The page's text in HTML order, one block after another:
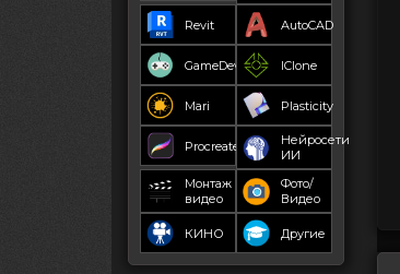
Revit AutoCAD
GameDev IClone
Mari Plasticity
Procreate
Нейросети
ИИ
Монтаж
видео
Фото/
Видео
КИНО Другие